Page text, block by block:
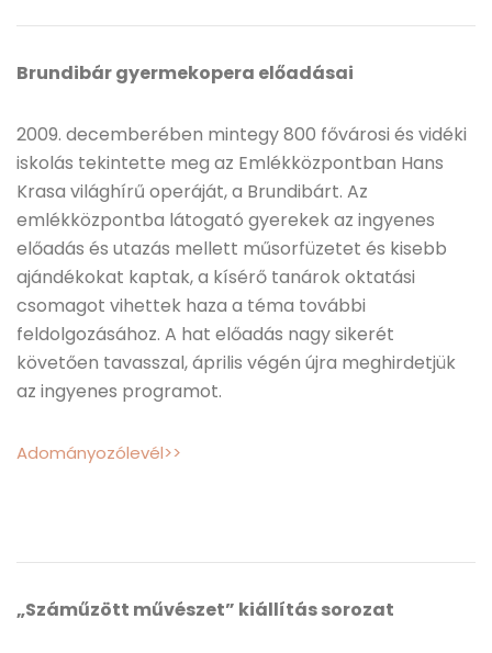
Brundibár gyermekopera előadásai
2009. decemberében mintegy 800 fővárosi és vidéki
iskolás tekintette meg az Emlékközpontban Hans
Krasa világhírű operáját, a Brundibárt. Az
emlékközpontba látogató gyerekek az ingyenes
előadás és utazás mellett műsorfüzetet és kisebb
ajándékokat kaptak, a kísérő tanárok oktatási
csomagot vihettek haza a téma további
feldolgozásához. A hat előadás nagy sikerét
követően tavasszal, április végén újra meghirdetjük
az ingyenes programot.
Adományozólevél>>
„Száműzött művészet” kiállítás sorozat